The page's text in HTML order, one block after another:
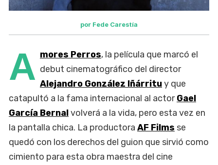
por Fede Carestía
A mores Perros, la película que marcó el
debut cinematográfico del director
Alejandro González Iñárrituy que
catapultó a la fama internacional al actorGael
García Bernalvolverá a la vida, pero esta vez en
la pantalla chica. La productora AF Films se
quedó con los derechos del guion que sirvió como
cimiento para esta obra maestra del cine